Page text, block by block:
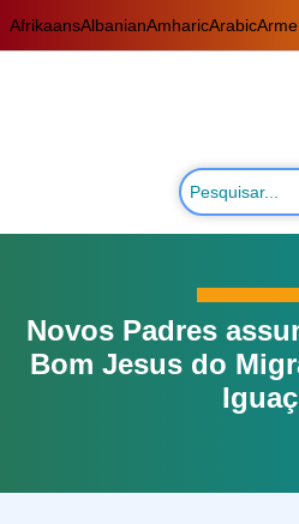
AfrikaansAlbanianAmharicArabic
Novos Padres
Bom Jesus do